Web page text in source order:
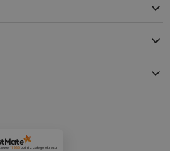
11 936opiniiz całego okresu